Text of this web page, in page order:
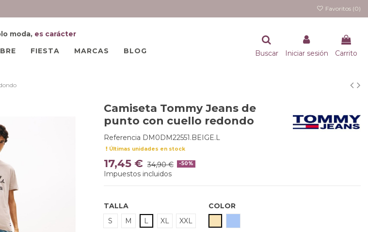
Favoritos (0)
moda, es carácter
FIESTA MARCAS BLOG Buscar Iniciar sesión Carrito
Camiseta Tommy Jeans de
punto con cuello redondo
Referencia DM0DM22551.BEIGE.L
Últimas unidades en stock
17,45 € 34,90 € -50%
Impuestos incluidos
TALLA
S
M L XL XXL
COLOR